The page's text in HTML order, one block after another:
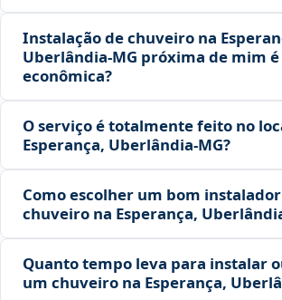
Instalação de chuveiro na
Uberlândia‑MG próxima de mim é
econômica?
O serviço é totalmente feito no
Esperança, Uberlândia‑MG?
Como escolher um bom
chuveiro na Esperança,
Quanto tempo leva para instalar
um chuveiro na Esperança,